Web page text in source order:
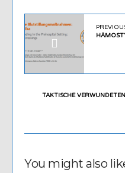
TAKTISCHE
You might also